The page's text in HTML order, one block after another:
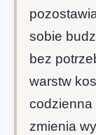
sobie
bez
warstw
codzienna
zmienia